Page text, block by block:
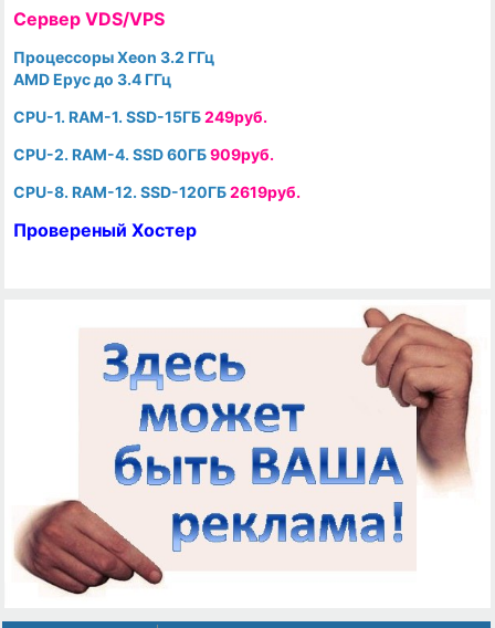
Cервер VDS/VPS
Процессоры Xeon 3.2 ГГц
AMD Epyc до 3.4 ГГц
CPU-1. RAM-1. SSD-15ГБ249руб.
CPU-2. RAM-4. SSD 60ГБ909руб.
CPU-8. RAM-12. SSD-120ГБ2619руб.
Провереный Хостер